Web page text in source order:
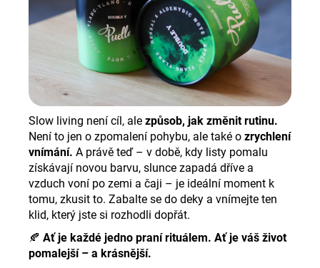
Slow living není cíl, ale způsob, jak změnit rutinu.
Není to jen o zpomalení pohybu, ale také o zrychlení
vnímání. A právě teď – v době, kdy listy pomalu
získávají novou barvu, slunce zapadá dříve a
vzduch voní po zemi a čaji – je ideální moment k
tomu, zkusit to. Zabalte se do deky a vnímejte ten
klid, který jste si rozhodli dopřát.
🍂 Ať je každé jedno praní rituálem. Ať je váš život
pomalejší – a krásnější.